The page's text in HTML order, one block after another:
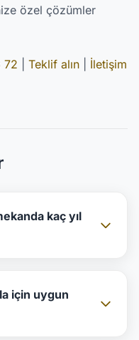
özel çözümler
72 Teklif alın
İletişim
kaç yıl
için uygun